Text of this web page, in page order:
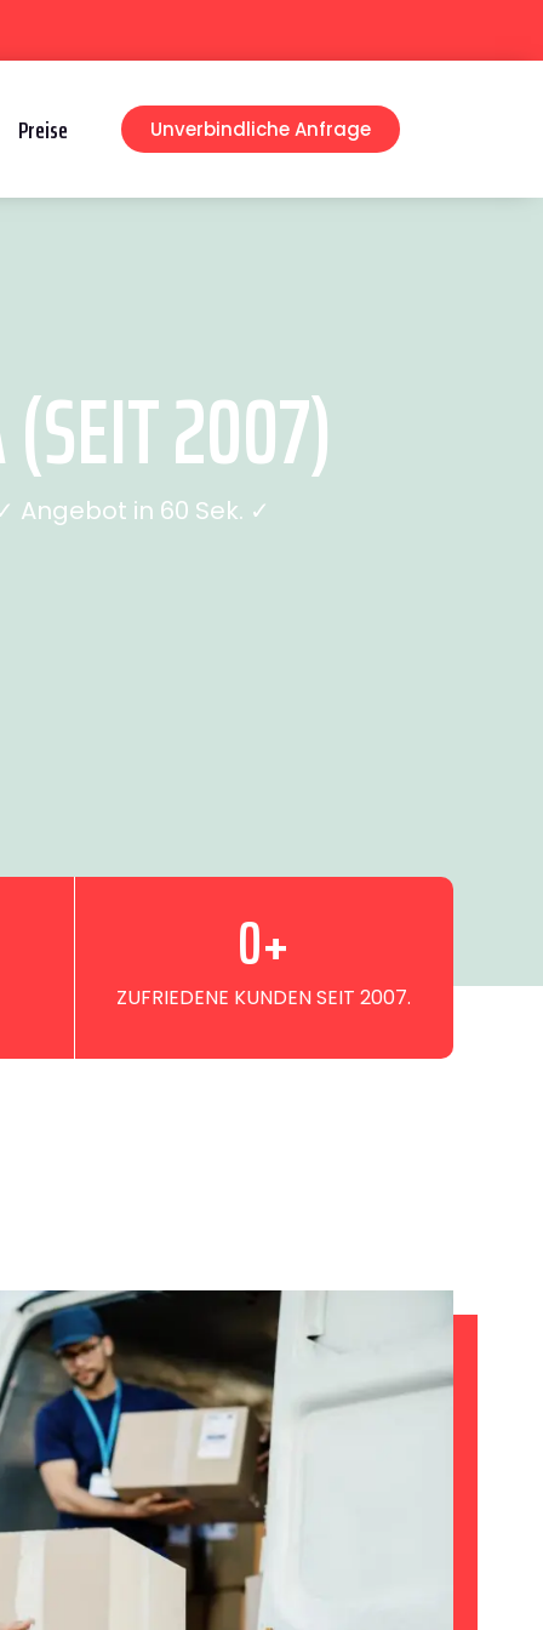
Preise Unverbindliche Anfrage
(SEIT 2007)
Angebot in 60 Sek. ✓
ZUFRIEDENE KUNDEN SEIT 2007.
0+